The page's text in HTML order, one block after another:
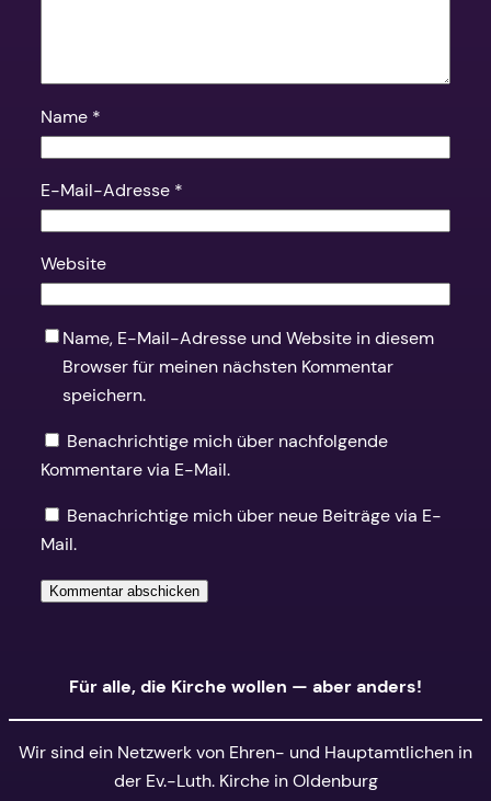
Name *
E-Mail-Adresse *
Website
Name, E-Mail-Adresse und Website in diesem
Browser für meinen nächsten Kommentar
speichern.
Benachrichtige mich über nachfolgende
Kommentare via E-Mail.
Benachrichtige mich über neue Beiträge via E-
Mail.
Für alle, die Kirche wollen — aber anders!
Wir sind ein Netzwerk von Ehren- und Hauptamtlichen in
der Ev.-Luth. Kirche in Oldenburg